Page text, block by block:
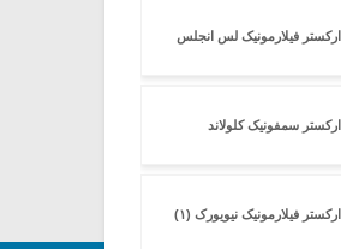
ارکستر فیلارمونیک لس انجلس
ارکستر سمفونیک کلولاند
ارکستر فیلارمونیک نیویورک (۱)